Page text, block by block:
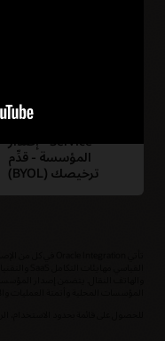
خدمة Oracle
Service - إصدار
المؤسسة - قدِّم
ترخيصك (BYOL)